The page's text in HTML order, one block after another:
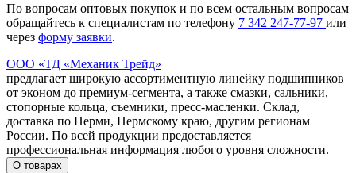
По вопросам оптовых покупок и по всем остальным вопросам
обращайтесь к специалистам по телефону 7 342 247-77-97 или
через форму заявки.
ООО «ТД «Механик Трейд»
предлагает широкую ассортиментную линейку подшипников
от эконом до премиум-сегмента, а также смазки, сальники,
стопорные кольца, съемники, пресс-масленки. Склад,
доставка по Перми, Пермскому краю, другим регионам
России. По всей продукции предоставляется
профессиональная информация любого уровня сложности.
О товарах